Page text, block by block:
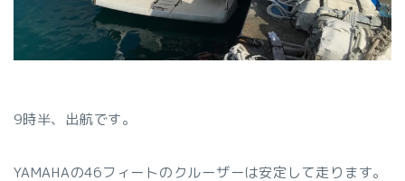
9時半、出航です。
YAMAHAの46フィートのクルーザーは安定して走ります。